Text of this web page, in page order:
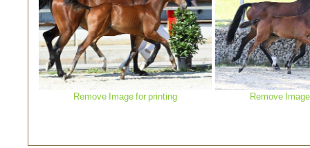
Remove Image for printing
Remove
Remove Image for printing Remove